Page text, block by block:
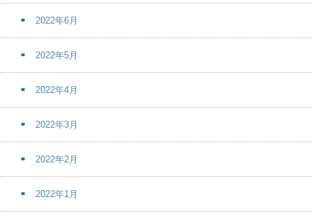
2022年6月
2022年5月
2022年4月
2022年3月
2022年2月
2022年1月